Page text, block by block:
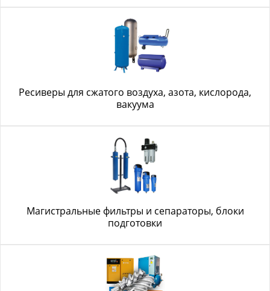
Ресиверы для сжатого воздуха, азота, кислорода,
вакуума
Магистральные фильтры и сепараторы, блоки
подготовки